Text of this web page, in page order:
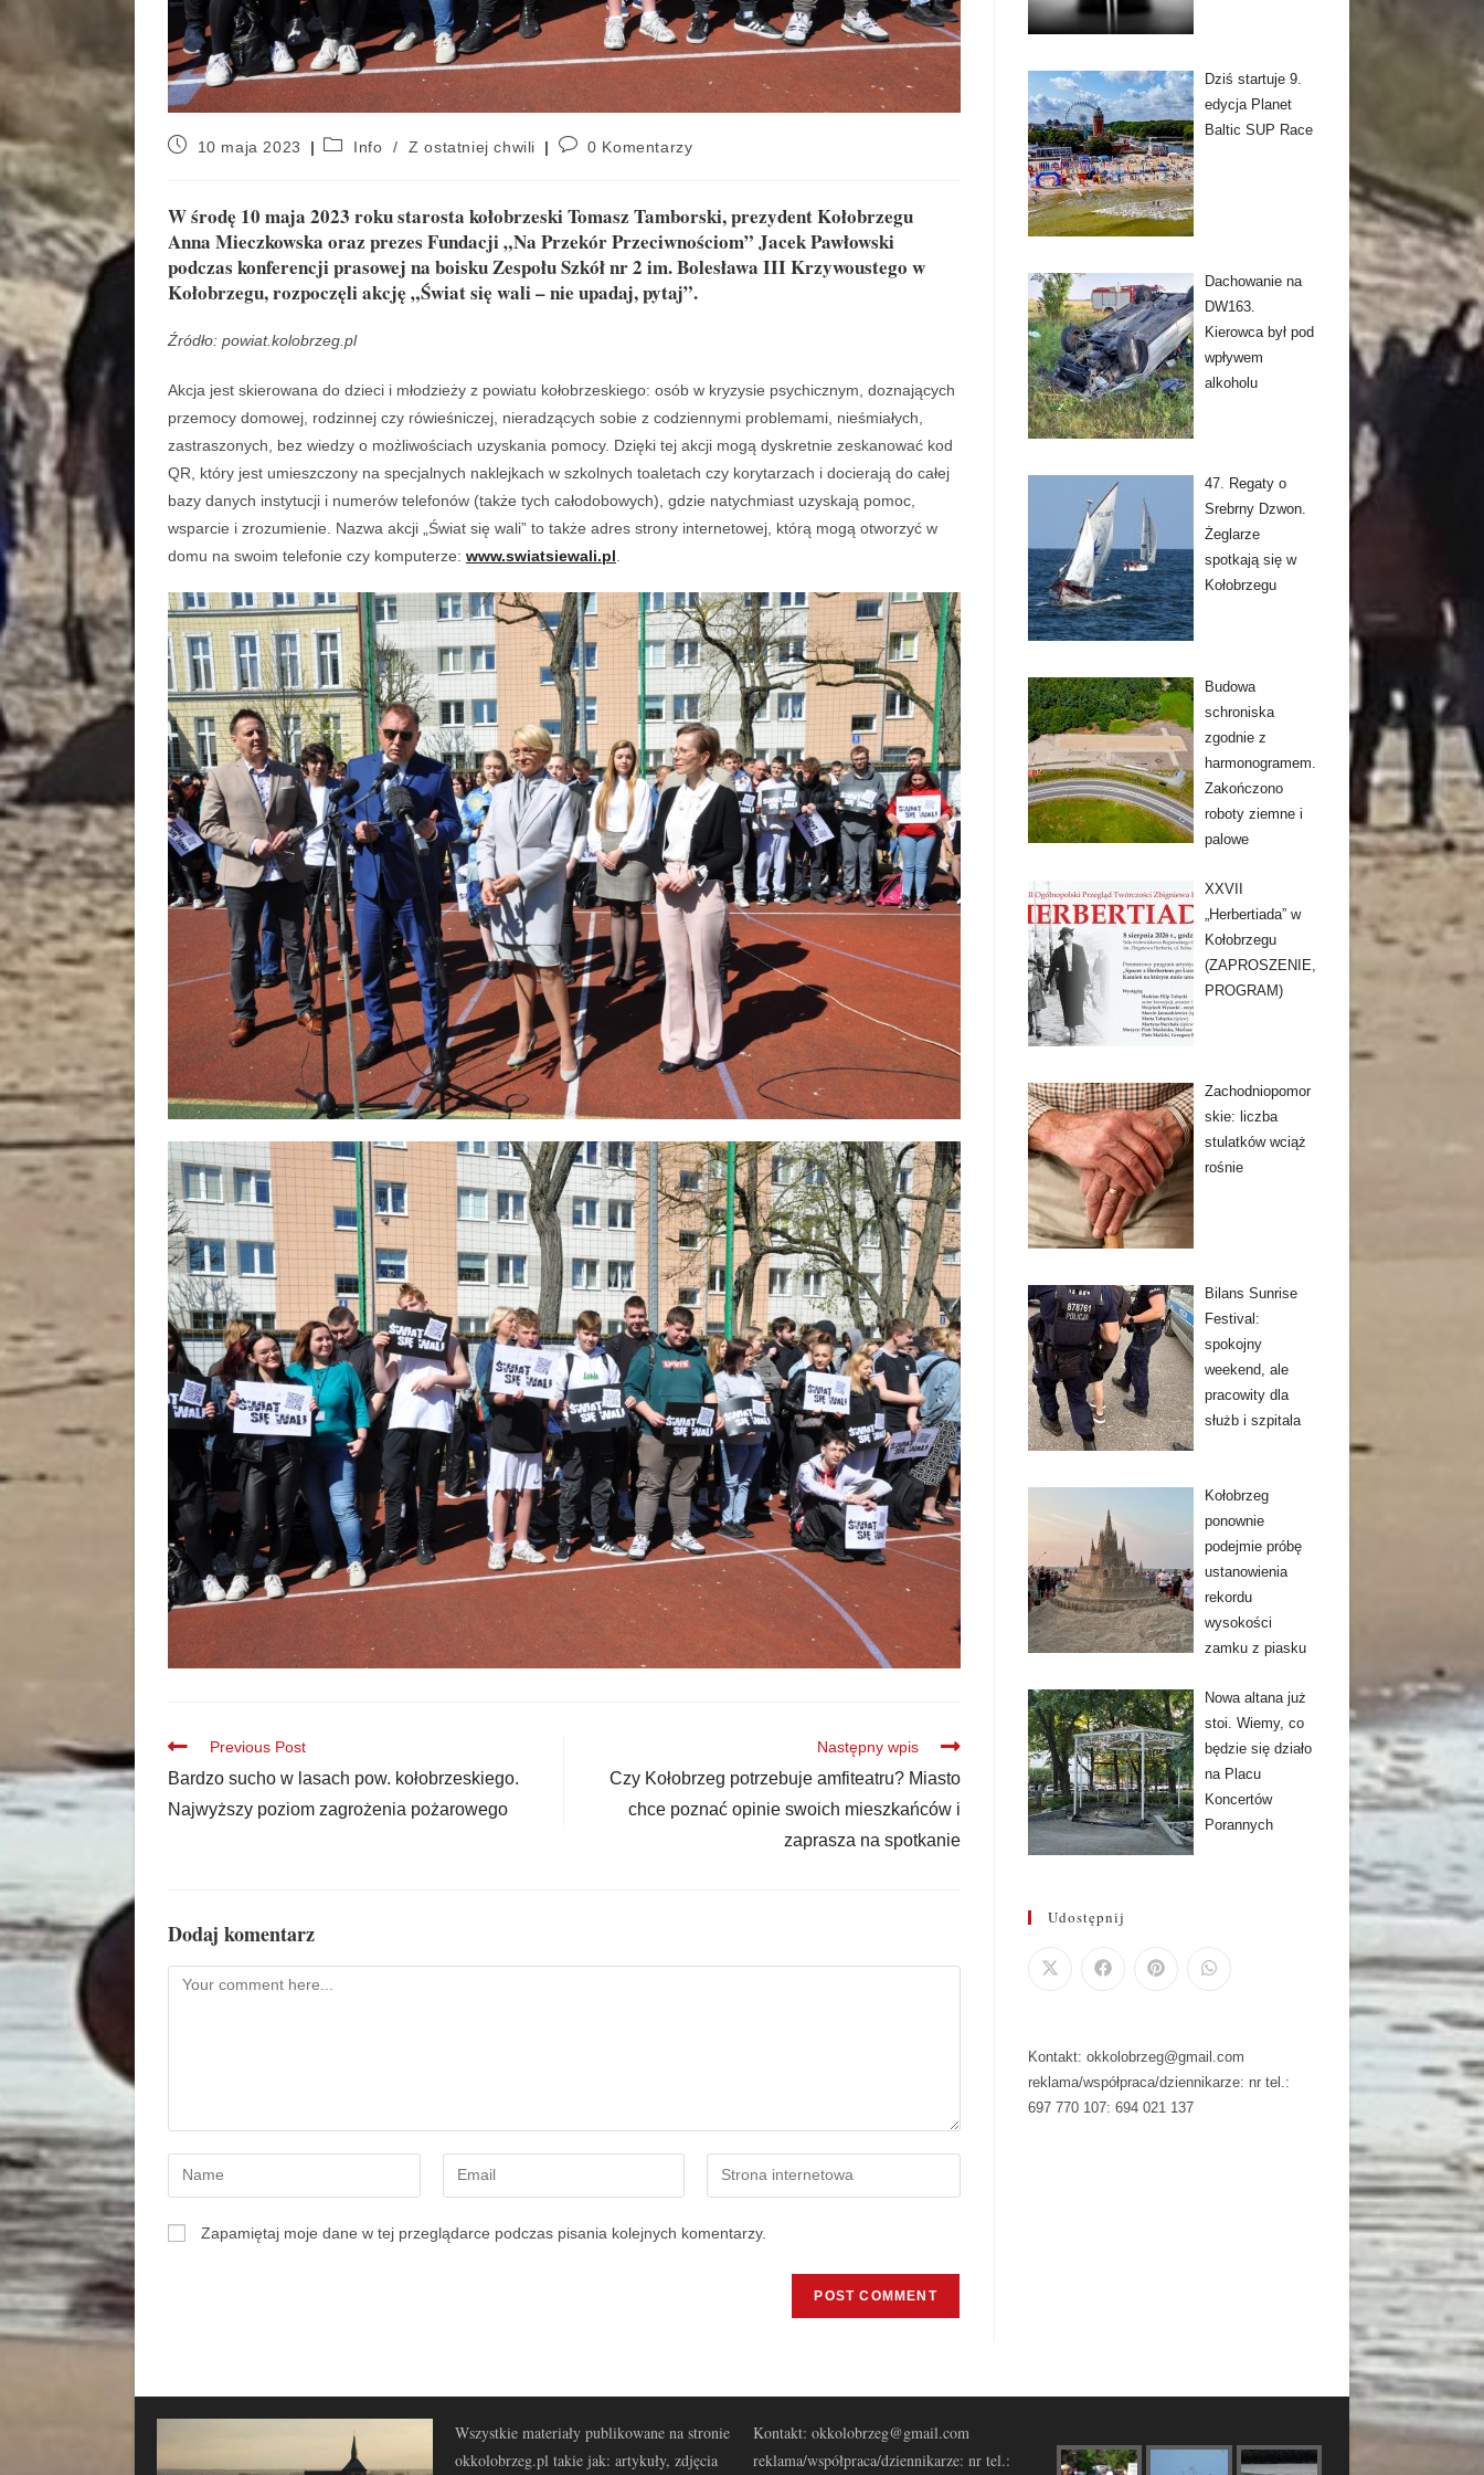
10 maja 2023 Info / Z ostatniej chwili 0 Komentarzy
W środę 10 maja 2023 roku starosta kołobrzeski Tomasz Tamborski, prezydent Kołobrzegu
Anna Mieczkowska oraz prezes Fundacji „Na Przekór Przeciwnościom” Jacek Pawłowski
podczas konferencji prasowej na boisku Zespołu Szkół nr 2 im. Bolesława III Krzywoustego w
Kołobrzegu, rozpoczęli akcję „Świat się wali – nie upadaj, pytaj”.
Źródło: powiat.kolobrzeg.pl
Akcja jest skierowana do dzieci i młodzieży z powiatu kołobrzeskiego: osób w kryzysie psychicznym, doznających
przemocy domowej, rodzinnej czy rówieśniczej, nieradzących sobie z codziennymi problemami, nieśmiałych,
zastraszonych, bez wiedzy o możliwościach uzyskania pomocy. Dzięki tej akcji mogą dyskretnie zeskanować kod
QR, który jest umieszczony na specjalnych naklejkach w szkolnych toaletach czy korytarzach i docierają do całej
bazy danych instytucji i numerów telefonów (także tych całodobowych), gdzie natychmiast uzyskają pomoc,
wsparcie i zrozumienie. Nazwa akcji „Świat się wali” to także adres strony internetowej, którą mogą otworzyć w
domu na swoim telefonie czy komputerze: www.swiatsiewali.pl
Previous Post
Bardzo sucho w lasach pow. kołobrzeskiego.
Najwyższy poziom zagrożenia pożarowego
Następny wpis
Czy Kołobrzeg potrzebuje amfiteatru? Miasto
chce poznać opinie swoich mieszkańców i
zaprasza na spotkanie
Dodaj komentarz
Zapamiętaj moje dane w tej przeglądarce podczas pisania kolejnych komentarzy.
Dziś startuje 9.
edycja Planet
Baltic SUP Race
Dachowanie na
DW163.
Kierowca był pod
wpływem
alkoholu
47. Regaty o
Srebrny Dzwon.
Żeglarze
spotkają się w
Kołobrzegu
Budowa
schroniska
zgodnie z
harmonogramem.
Zakończono
roboty ziemne i
palowe
XXVII
„Herbertiada” w
Kołobrzegu
(ZAPROSZENIE,
PROGRAM)
Zachodniopomor
skie: liczba
stulatków wciąż
rośnie
Bilans Sunrise
Festival:
spokojny
weekend, ale
pracowity dla
służb i szpitala
Kołobrzeg
ponownie
podejmie próbę
ustanowienia
rekordu
wysokości
zamku z piasku
Nowa altana już
stoi. Wiemy, co
będzie się działo
na Placu
Koncertów
Porannych
Udostępnij
Kontakt: okkolobrzeg@gmail.com
reklama/współpraca/dziennikarze: nr tel.:
697 770 107: 694 021 137
Wszystkie materiały publikowane na stronie
okkolobrzeg.pl takie jak: artykuły, zdjęcia
Kontakt: okkolobrzeg@gmail.com
reklama/współpraca/dziennikarze: nr tel.: